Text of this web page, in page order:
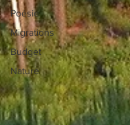
Poésie
Migrations
Budget
Nature